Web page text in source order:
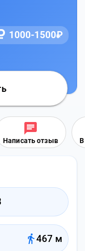
1000-1500₽
Написать отзыв В
467 м